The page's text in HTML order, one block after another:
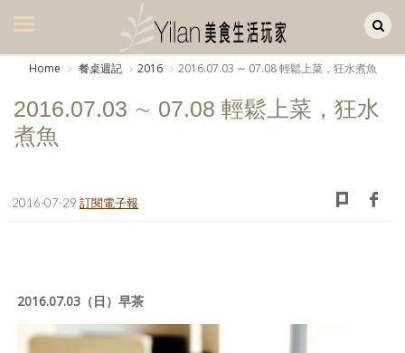
美食集
廚房集
旅遊美食集
Home 餐桌週記 2016 2016.07.03 ∼ 07.08 輕鬆上菜，狂水煮魚
2016.07.03 ∼ 07.08 輕鬆上菜，狂水
煮魚
2016-07-29 訂閱電子報
2016.07.03（日）早茶